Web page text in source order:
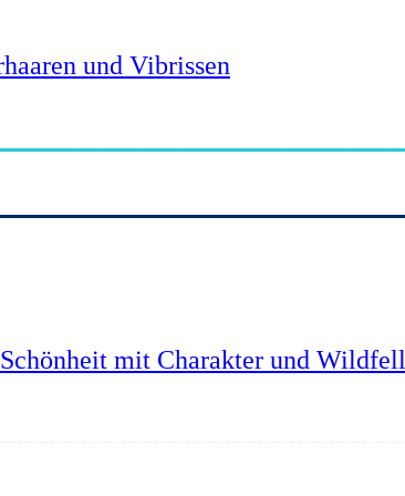
und Vibrissen
mit Charakter und Wildfell